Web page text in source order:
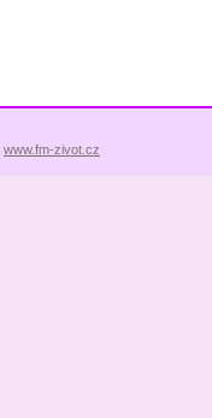
www.fm-zivot.cz